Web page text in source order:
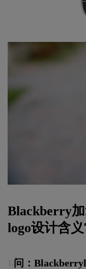
Blackberry
logo设计含
问：